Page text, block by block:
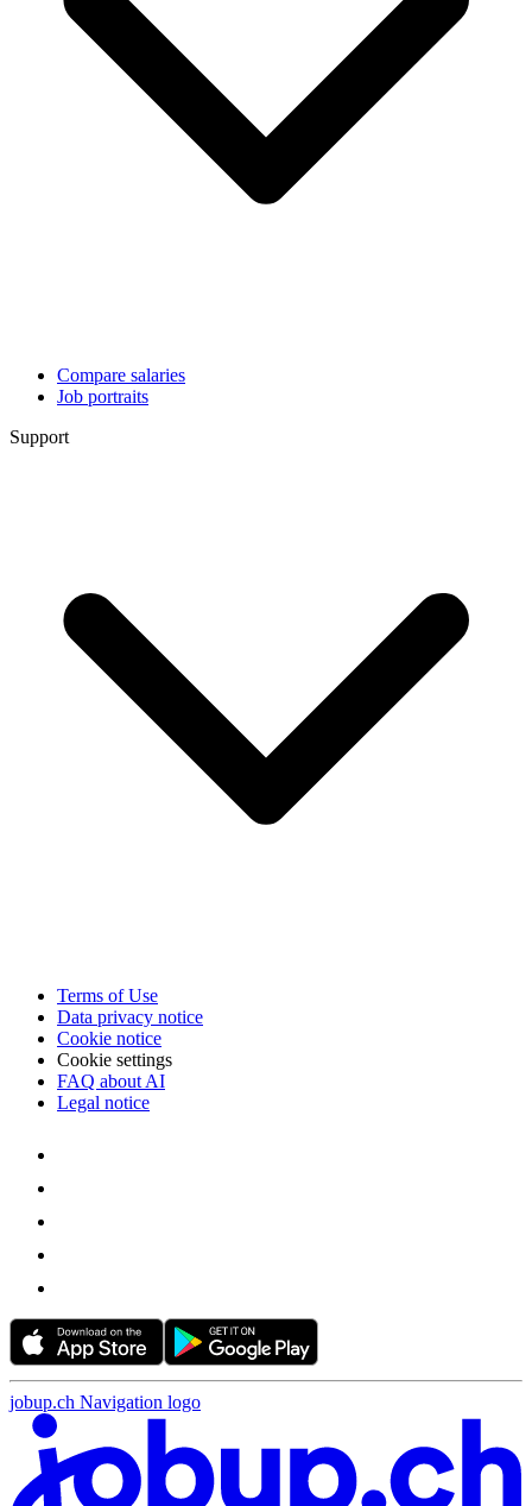
Compare salaries
Job portraits
Support
Terms of Use
Data privacy notice
Cookie notice
Cookie settings
FAQ about AI
Legal notice
jobup.ch Navigation logo